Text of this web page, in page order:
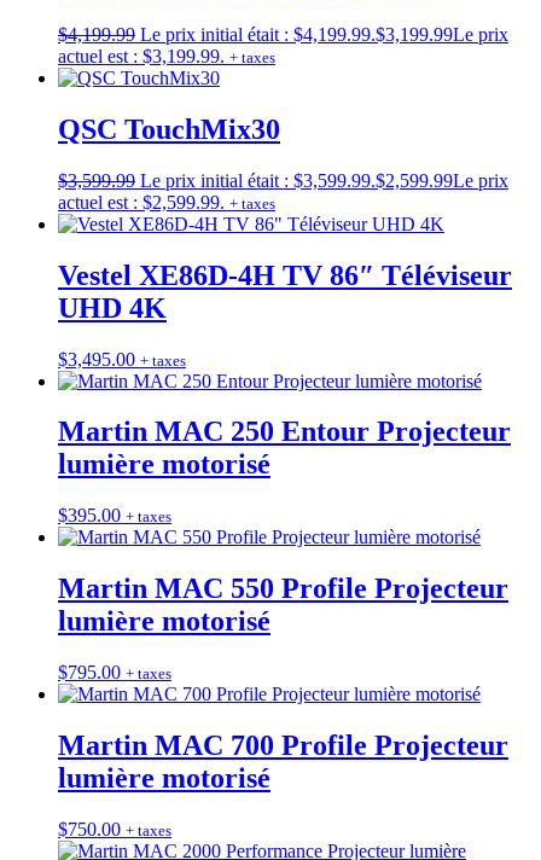
$4,199.99 Le prix initial était : $4,199.99.$3,199.99Le prix
actuel est : $3,199.99. + taxes
QSC TouchMix30
$3,599.99 Le prix initial était : $3,599.99.$2,599.99Le prix
actuel est : $2,599.99. + taxes
Vestel XE86D-4H TV 86″ Téléviseur
UHD 4K
$3,495.00 + taxes
Martin MAC 250 Entour Projecteur
lumière motorisé
$395.00 + taxes
Martin MAC 550 Profile Projecteur
lumière motorisé
$795.00 + taxes
Martin MAC 700 Profile Projecteur
lumière motorisé
$750.00 + taxes